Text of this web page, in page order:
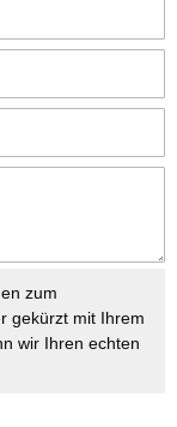
zum
gekürzt mit Ihrem
wir Ihren echten